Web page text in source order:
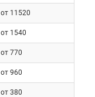
от 11520
от 1540
от 770
от 960
от 380